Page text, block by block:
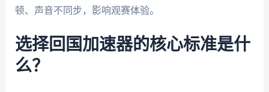
顿、声音不同步，影响观赛体验。
选择回国加速器的核心标准是什
么？